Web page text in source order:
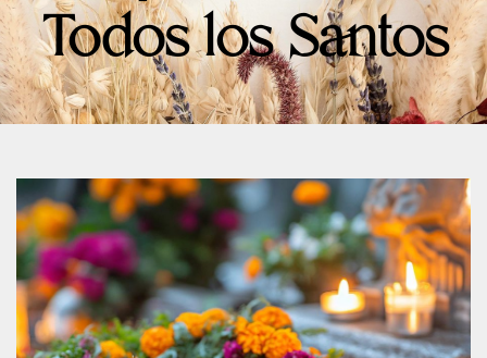
Todos los Santos